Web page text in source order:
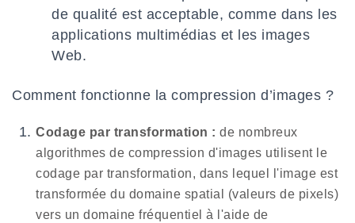
de qualité est acceptable, comme dans les
applications multimédias et les images
Web.
Comment fonctionne la compression d’images ?
Codage par transformation : de nombreux
algorithmes de compression d'images utilisent le
codage par transformation, dans lequel l'image est
transformée du domaine spatial (valeurs de pixels)
vers un domaine fréquentiel à l'aide de